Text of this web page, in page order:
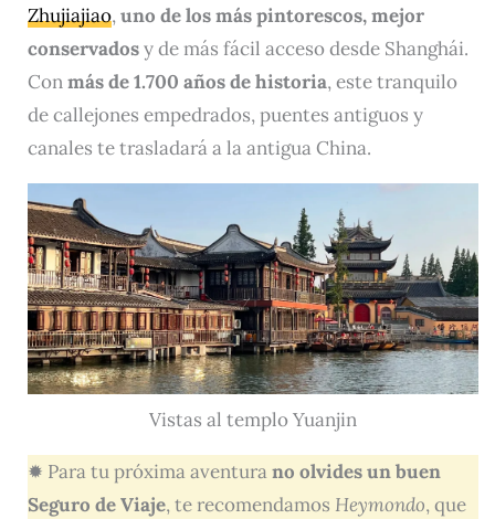
Zhujiajiao,uno de los más pintorescos, mejor
conservadosy de más fácil acceso desde Shanghái.
Conmás de 1.700 años de historia, este tranquilo
de callejones empedrados, puentes antiguos y
canales te trasladará a la antigua China.
Vistas al templo Yuanjin
✹ Para tu próxima aventurano olvides un buen
Seguro de Viaje, te recomendamos Heymondo, que